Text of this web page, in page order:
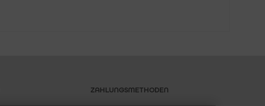
ZAHLUNGSMETHODEN